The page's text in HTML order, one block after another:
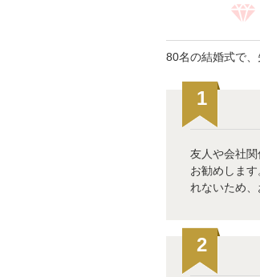
80名の結婚式で
1
友人や会社
お勧めしま
れないため、
2